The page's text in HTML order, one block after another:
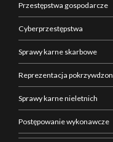
Przestępstwa gospodarcze
Cyberprzestępstwa
Sprawy karne skarbowe
Reprezentacja
Sprawy karne nieletnich
Postępowanie wykonawcze